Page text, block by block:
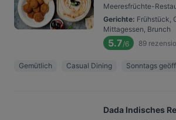
Meeresfrüchte-
Gerichte: Frühstück,
Mittagessen, Brunch
5.7/6 89
Gemütlich Casual Dining Sonntags
Dada Indisches